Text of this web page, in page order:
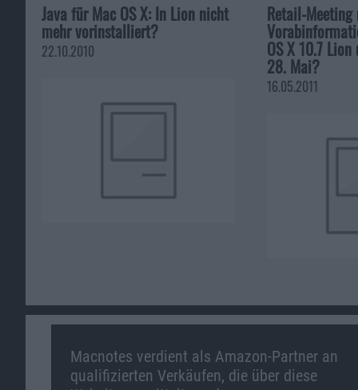
Java für Mac OS X: In Lion nicht
mehr vorinstalliert?
22.10.2010
Retail-
OS X 10.7
28. Mai?
16.05.2011
Macnotes verdient als Amazon-Partner an
qualifizierten Verkäufen, die über diese